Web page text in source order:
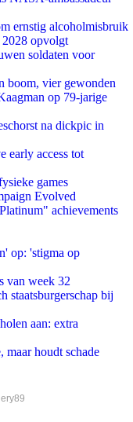
ernstig alcoholmisbruik
opvolgt
soldaten voor
boom, vier gewonden
op 79-jarige
na dickpic in
early access tot
games
Evolved
achievements
op: 'stigma op
van week 32
staatsburgerschap bij
aan: extra
maar houdt schade